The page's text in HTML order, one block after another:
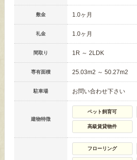
敷金 1.0ヶ月
礼金 1.0ヶ月
間取り 1R ～ 2LDK
専有面積 25.03m2 ～ 50.27m2
駐車場 お問い合わせ下さい
建物特徴
ペット飼育可
高級賃貸物件
フローリング